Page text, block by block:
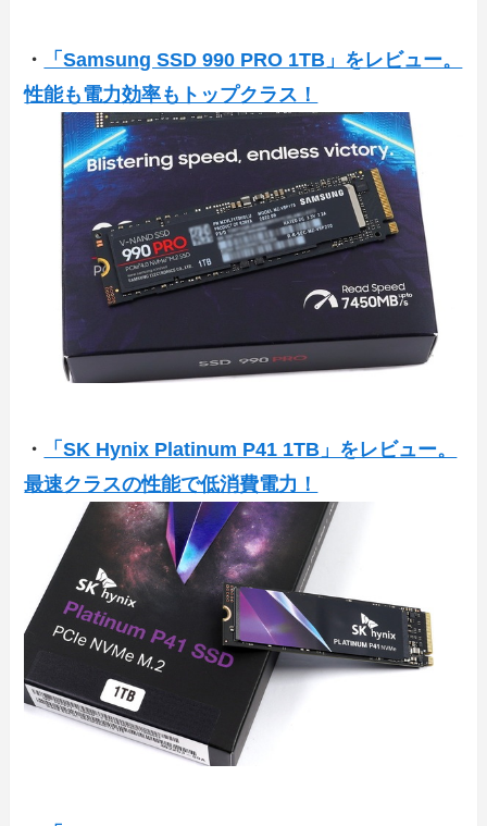
・
「Samsung SSD 990 PRO 1TB」をレビュー。
性能も電力効率もトップクラス！
・
「SK Hynix Platinum P41 1TB」をレビュー。
最速クラスの性能で低消費電力！